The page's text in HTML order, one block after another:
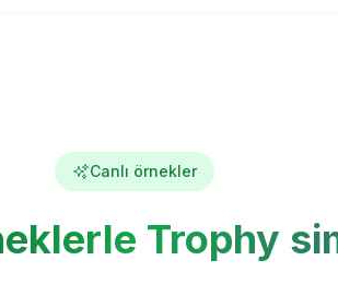
Canlı örnekler
Trophy